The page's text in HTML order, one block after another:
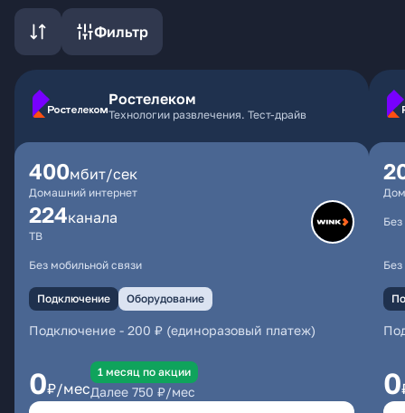
Фильтр
Ростелеком
Технологии развлечения. Тест-драйв
400мбит/сек
Домашний интернет
224каналa
ТВ
Без мобильной связи
Подключение Оборудование
Подключение - 200 ₽ (единоразовый платеж)
0₽/мес
1 месяц по акции
Далее 750 ₽/мес 0